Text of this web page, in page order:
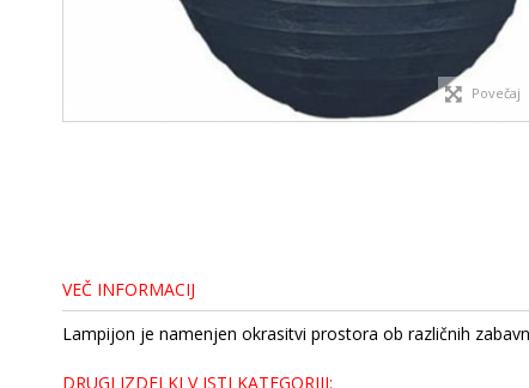
Povečaj
VEČ INFORMACIJ
Lampijon je namenjen okrasitvi prostora ob različnih
DRUGI IZDELKI V ISTI KATEGORIJI: